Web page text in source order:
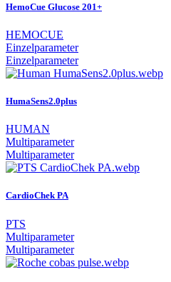
HemoCue Glucose 201+
HEMOCUE
Einzelparameter
Einzelparameter
HumaSens2.0plus
HUMAN
Multiparameter
Multiparameter
CardioChek PA
PTS
Multiparameter
Multiparameter